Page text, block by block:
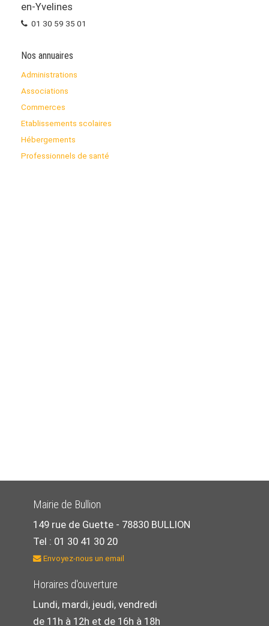
en-Yvelines
01 30 59 35 01
Nos annuaires
Administrations
Associations
Commerces
Etablissements scolaires
Hébergements
Professionnels de santé
Mairie de Bullion
149 rue de Guette - 78830 BULLION
Tel : 01 30 41 30 20
Envoyez-nous un email
Horaires d'ouverture
Lundi, mardi, jeudi, vendredi
de 11h à 12h et de 16h à 18h